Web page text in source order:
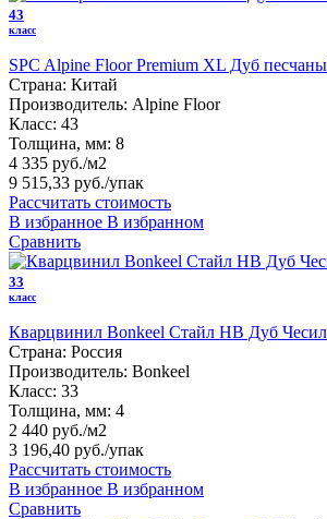
43
класс
SPC Alpine Floor Premium XL Дуб
Страна: Китай
Производитель: Alpine Floor
Класс: 43
Толщина, мм: 8
4 335 руб./м2
9 515,33 руб./упак
Рассчитать стоимость
В избранное В избранном
Сравнить
33
класс
Кварцвинил Bonkeel Стайл HB Дуб Чесил
Страна: Россия
Производитель: Bonkeel
Класс: 33
Толщина, мм: 4
2 440 руб./м2
3 196,40 руб./упак
Рассчитать стоимость
В избранное В избранном
Сравнить